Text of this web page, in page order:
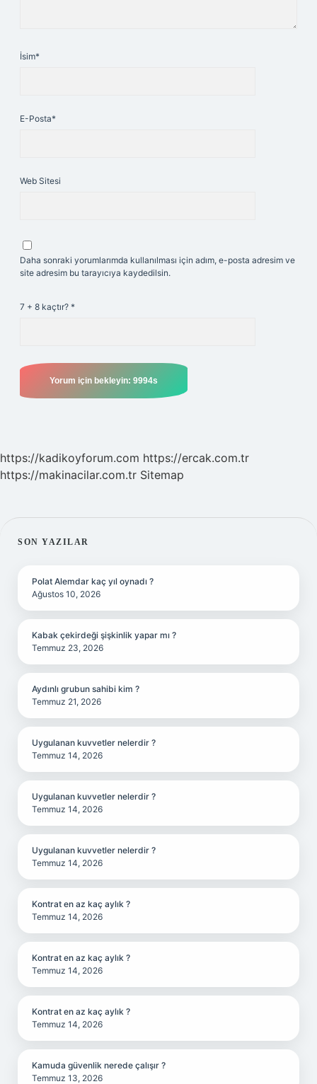
İsim*
E-Posta*
Web Sitesi
Daha sonraki yorumlarımda kullanılması için adım, e-posta adresim ve
site adresim bu tarayıcıya kaydedilsin.
7 + 8 kaçtır? *
https://kadikoyforum.com https://ercak.com.tr
https://makinacilar.com.tr Sitemap
SIDEBAR
SON YAZILAR
Polat Alemdar kaç yıl oynadı ?
Ağustos 10, 2026
Kabak çekirdeği şişkinlik yapar mı ?
Temmuz 23, 2026
Aydınlı grubun sahibi kim ?
Temmuz 21, 2026
Uygulanan kuvvetler nelerdir ?
Temmuz 14, 2026
Uygulanan kuvvetler nelerdir ?
Temmuz 14, 2026
Uygulanan kuvvetler nelerdir ?
Temmuz 14, 2026
Kontrat en az kaç aylık ?
Temmuz 14, 2026
Kontrat en az kaç aylık ?
Temmuz 14, 2026
Kontrat en az kaç aylık ?
Temmuz 14, 2026
Kamuda güvenlik nerede çalışır ?
Temmuz 13, 2026